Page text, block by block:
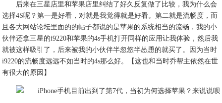
后来在三星店里和苹果店里纠结了好久反复做了比较，我为什么会
选择4S呢？第一是好看，对就是我觉得就是好看。第二就是流畅度，而
且各大网站论坛里面的的帖子都说的是苹果的系统相当的流畅，我的小
伙伴还拿三星的i9220和苹果的4s手机打开同样的应用让我体验，然后我
就被这样吸引了，后来被我的小伙伴半忽悠半怂恿的就买了。因为当时
i9220的流畅度远远不如当时的4s那么好。
【这也和当时乔帮主依然在世
有很大的原因】